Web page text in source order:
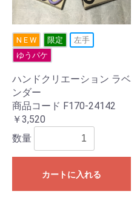
N E W 限定
左手
ゆうパケ
ハンドクリエーション ラベ
ンダー
商品コード F170-24142
￥3,520
数量
カートに入れる